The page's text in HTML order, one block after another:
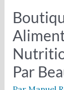
Par